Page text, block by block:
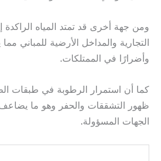
ومن جهة أخرى قد تمتد المياه الراكدة
التجارية والمداخل الأرضية للمباني
وأضرارًا في الممتلكات.
كما أن استمرار الرطوبة في طبقات
ظهور التشققات والحفر وهو ما
الجهات المسؤولة.